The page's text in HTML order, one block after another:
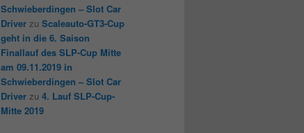
Schwieberdingen – Slot Car
Driver zu Scaleauto-GT3-Cup
geht in die 6. Saison
Finallauf des SLP-Cup Mitte
am 09.11.2019 in
Schwieberdingen – Slot Car
Driver zu 4. Lauf SLP-Cup-
Mitte 2019